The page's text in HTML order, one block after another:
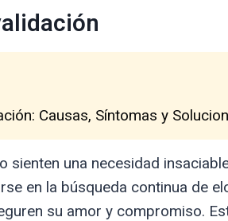
Causas, Síntomas y
sienten una necesidad
en la búsqueda continua de
su amor y compromiso.